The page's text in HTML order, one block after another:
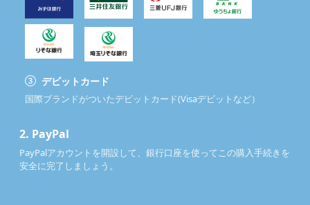
デビットカード
国際ブランドがついたデビットカード(Visaデビットなど）
2. PayPal
PayPalアカウントを開設して、銀行口座を使ってこの購入手続きを
安全に完了しましょう。